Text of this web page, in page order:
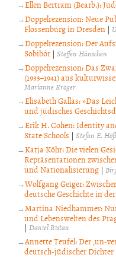
Ellen Bertram (Bearb.):
Doppelrezension: Neue
Flossenbürg in Dresden |
Doppelrezension: Der
Sobibór | Steffen Hänschen
Doppelrezension: Das
(1933–1941) aus
Marianne Kröger
Elisabeth Gallas: »Das
und jüdisches
Erik H. Cohen: Identity
State Schools | Stefan E.
Katja Köhr: Die vielen
Repräsentationen
und Nationalisierung |
Wolfgang Geiger:
deutsche Geschichte in
Martina Niedhammer:
und Lebenswelten des
| Daniel Ristau
Annette Teufel: Der ‚un-
deutsch-jüdischer Dichter